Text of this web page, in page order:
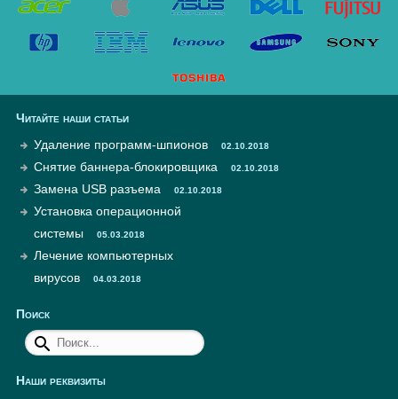
Читайте наши статьи
Удаление программ-шпионов
02.10.2018
Снятие баннера-блокировщика 02.10.2018
Замена USB разъема 02.10.2018
Установка операционной
системы
05.03.2018
Лечение компьютерных
вирусов
04.03.2018
Поиск
Наши реквизиты